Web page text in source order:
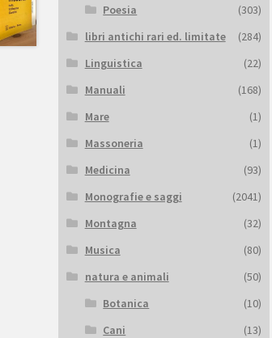
Poesia
(303)
libri antichi rari ed. limitate
(284)
Linguistica
(22)
Manuali
(168)
Mare
(1)
Massoneria
(1)
Medicina
(93)
Monografie e saggi
(2041)
Montagna
(32)
Musica
(80)
natura e animali
(50)
Botanica
(10)
Cani
(13)